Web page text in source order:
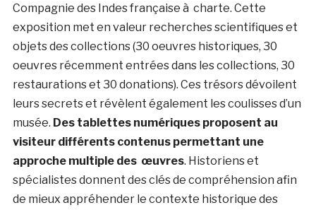
Compagnie des Indes française à charte. Cette
exposition met en valeur recherches scientifiques et
objets des collections (30 oeuvres historiques, 30
oeuvres récemment entrées dans les collections, 30
restaurations et 30 donations). Ces trésors dévoilent
leurs secrets et révèlent également les coulisses d’un
musée. Des tablettes numériques proposent au
visiteur différents contenus permettant une
approche multiple des œuvres. Historiens et
spécialistes donnent des clés de compréhension afin
de mieux appréhender le contexte historique des